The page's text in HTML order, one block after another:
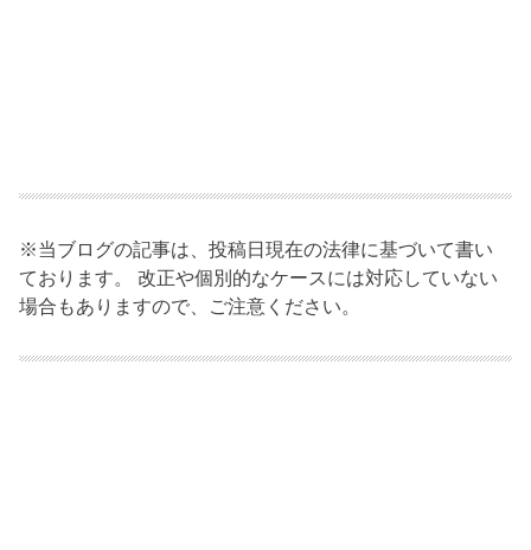
※当ブログの記事は、投稿日現在の法律に基づいて書い
ております。 改正や個別的なケースには対応していない
場合もありますので、ご注意ください。